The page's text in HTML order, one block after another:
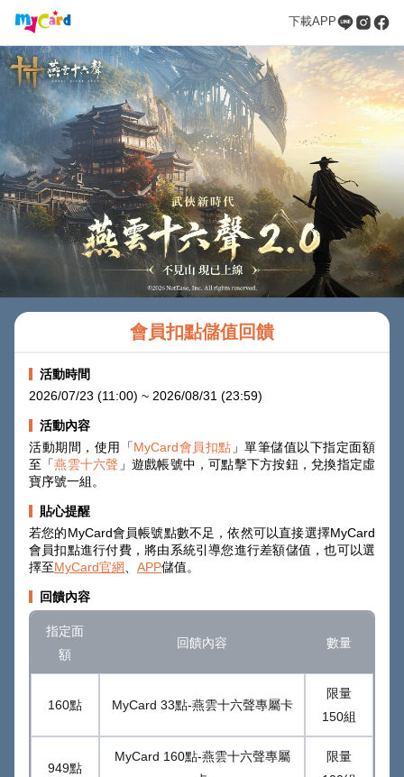
下載APP
會員扣點儲值回饋
活動時間
2026/07/23 (11:00) ~ 2026/08/31 (23:59)
活動內容
活動期間，使用「MyCard會員扣點 」單筆儲值以下指定面額
至「燕雲十六聲 」遊戲帳號中，可點擊下方按鈕，兌換指定虛
寶序號一組。
貼心提醒
若您的MyCard會員帳號點數不足，依然可以直接選擇MyCard
會員扣點進行付費，將由系統引導您進行差額儲值，也可以選
擇至MyCard官網 APP儲值。
回饋內容
指定面
額
回饋內容 數量
160點 MyCard 33點-燕雲十六聲專屬卡
限量
150組
949點
MyCard 160點-燕雲十六聲專屬
限量